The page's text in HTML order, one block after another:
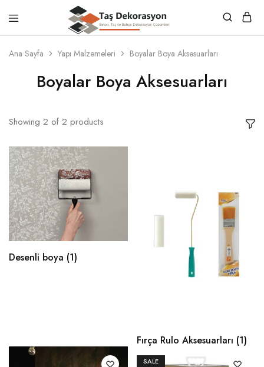
Taş
Dekorasyon
Beton,
Taş
ve
Dekorasyon
Çözümleri
Ana Sayfa Yapı Malzemeleri Boyalar Boya Aksesuarları
Boyalar Boya Aksesuarları
Showing 2 of 2 products
Desenli boya (1)
Fırça Rulo Aksesuarları (1)
SALE